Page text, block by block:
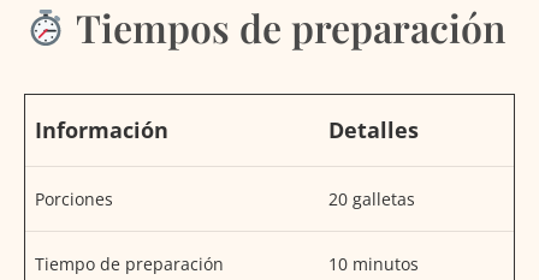
Tiempos de preparación
Información Detalles
Porciones 20 galletas
Tiempo de preparación 10 minutos